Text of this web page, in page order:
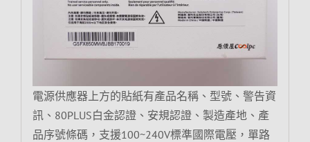
電源供應器上方的貼紙有產品名稱、型號、警告資
訊、80PLUS白金認證、安規認證、製造產地、產
品序號條碼，支援100~240V標準國際電壓，單路